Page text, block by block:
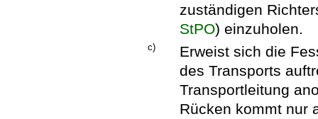
zuständigen
StPO) einzuholen.
c)
Erweist sich die
des Transports
Transportleitung
Rücken kommt nur